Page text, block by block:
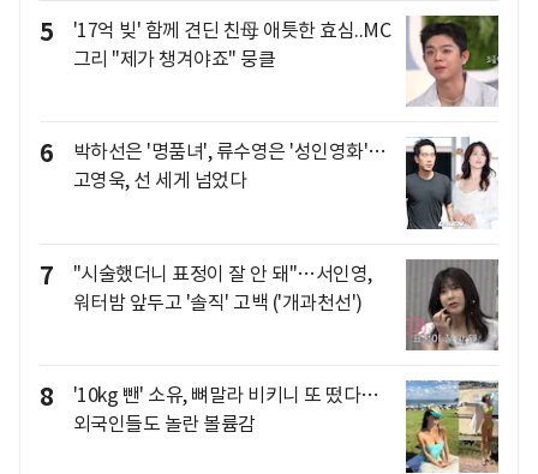
5
'17억 빚' 함께 견딘 친母 애틋한 효심..MC
그리 "제가 챙겨야죠" 뭉클
6
박하선은 '명품녀', 류수영은 '성인영화'…
고영욱, 선 세게 넘었다
7
"시술했더니 표정이 잘 안 돼"…서인영,
워터밤 앞두고 '솔직' 고백 ('개과천선')
8
'10kg 뺀' 소유, 뼈말라 비키니 또 떴다…
외국인들도 놀란 볼륨감